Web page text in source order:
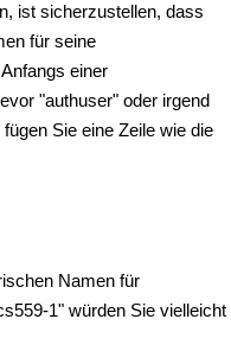
ist sicherzustellen, dass
für seine
einer
"authuser" oder irgend
Sie eine Zeile wie die
Namen für
1" würden Sie vielleicht